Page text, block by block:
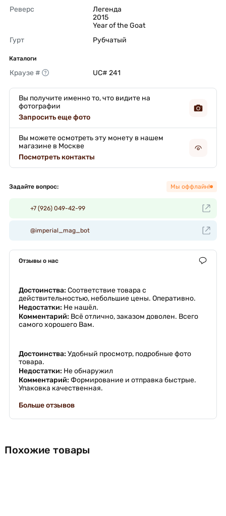
Реверс
Легенда
2015
Year of the Goat
Гурт
Рубчатый
Каталоги
Краузе # UC# 241
Вы получите именно то, что видите на
фотографии
Запросить еще фото
Вы можете осмотреть эту монету в нашем
магазине в Москве
Посмотреть контакты
Задайте вопрос: Мы оффлайн!
+7 (926) 049-42-99
@imperial_mag_bot
Отзывы о нас
Достоинства: Соответствие товара с
действительностью, небольшие цены. Оперативно.
Недостатки: Не нашёл.
Комментарий: Всё отлично, заказом доволен. Всего
самого хорошего Вам.
Достоинства: Удобный просмотр, подробные фото
товара.
Недостатки: Не обнаружил
Комментарий: Формирование и отправка быстрые.
Упаковка качественная.
Больше отзывов
Похожие товары